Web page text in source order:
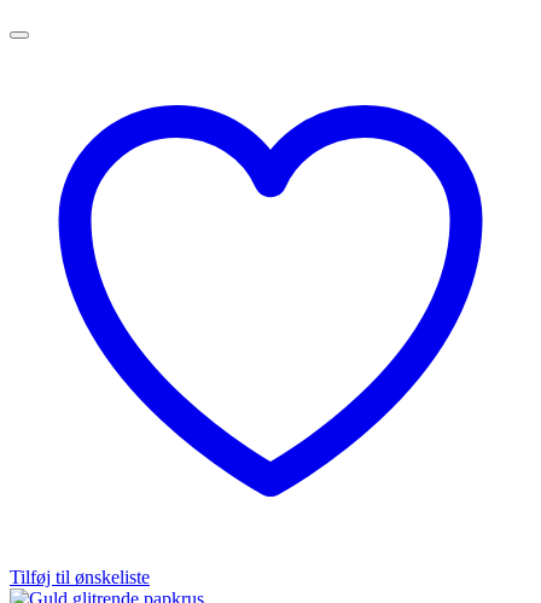
Tilføj til ønskeliste